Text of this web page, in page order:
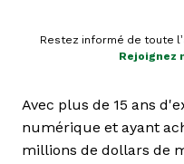
Restez informé de toute
Rejoignez
Avec plus de 15 ans
numérique et ayant
millions de dollars de